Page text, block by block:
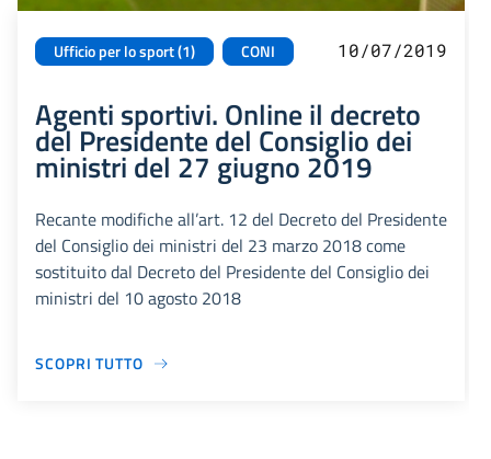
Ufficio per lo sport (1) CONI 10/07/2019
Agenti sportivi. Online il decreto
del Presidente del Consiglio dei
ministri del 27 giugno 2019
Recante modifiche all’art. 12 del Decreto del Presidente
del Consiglio dei ministri del 23 marzo 2018 come
sostituito dal Decreto del Presidente del Consiglio dei
ministri del 10 agosto 2018
SCOPRI TUTTO